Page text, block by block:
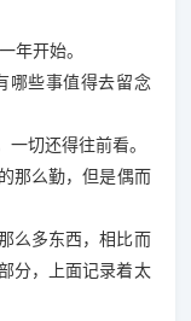
年开始。
哪些事值得去留念
切还得往前看。
那么勤，但是偶而
么多东西，相比而
分，上面记录着太